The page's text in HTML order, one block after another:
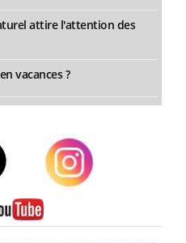
attire l'attention des
vacances ?